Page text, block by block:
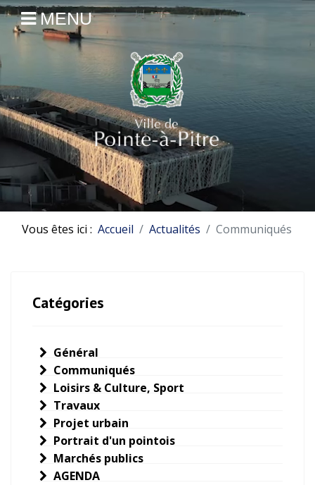
MENU
Vous êtes ici : Accueil Actualités Communiqués
Catégories
Général
Communiqués
Loisirs & Culture, Sport
Travaux
Projet urbain
Portrait d'un pointois
Marchés publics
AGENDA